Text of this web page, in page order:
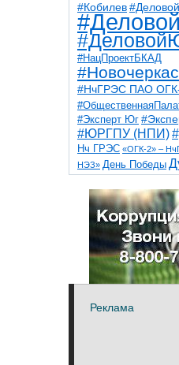
#Кобилев
#НацПроектБКАД
#НчГРЭС ПАО
#Эксперт Юг
#ЮРГПУ (НПИ)
Нч ГРЭС «ОГК-2» –
НЭЗ» День Победы
НчГРЭС
благоустройство
детидороги
общественная
спорт театр
Реклама